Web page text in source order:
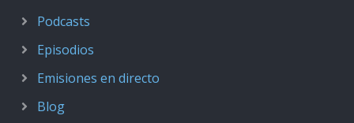
Podcasts
Episodios
Emisiones en directo
Blog